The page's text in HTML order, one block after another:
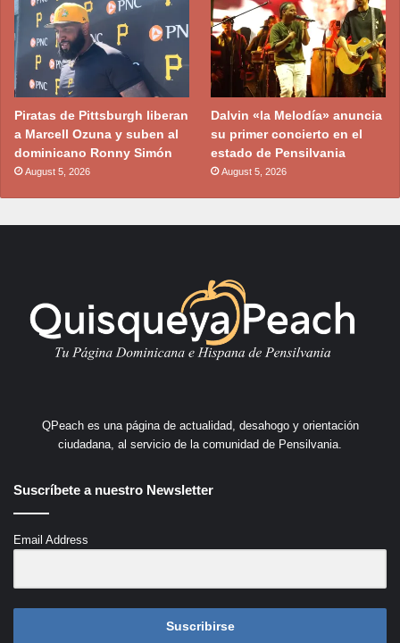
Piratas de Pittsburgh liberan
a Marcell Ozuna y suben al
dominicano Ronny Simón
August 5, 2026
Dalvin «la Melodía» anuncia
su primer concierto en el
estado de Pensilvania
August 5, 2026
QPeach es una página de actualidad, desahogo y orientación
ciudadana, al servicio de la comunidad de Pensilvania.
Suscríbete a nuestro Newsletter
Email Address
Suscribirse